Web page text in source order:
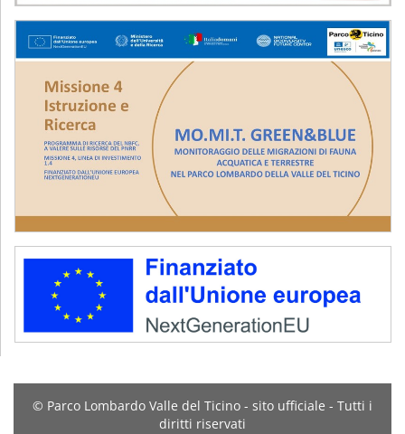
© Parco Lombardo Valle del Ticino - sito ufficiale - Tutti i
diritti riservati